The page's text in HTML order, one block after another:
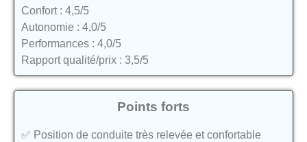
Confort : 4,5/5
Autonomie : 4,0/5
Performances : 4,0/5
Rapport qualité/prix : 3,5/5
Points forts
✅ Position de conduite très relevée et confortable